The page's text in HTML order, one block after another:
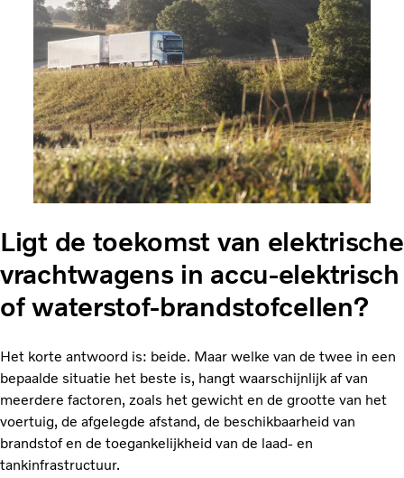
Ligt de toekomst van elektrische
vrachtwagens in accu-elektrisch
of waterstof-brandstofcellen?
Het korte antwoord is: beide. Maar welke van de twee in een
bepaalde situatie het beste is, hangt waarschijnlijk af van
meerdere factoren, zoals het gewicht en de grootte van het
voertuig, de afgelegde afstand, de beschikbaarheid van
brandstof en de toegankelijkheid van de laad- en
tankinfrastructuur.